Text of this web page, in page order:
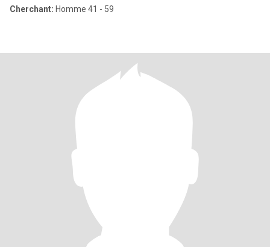
Cherchant: Homme 41 - 59